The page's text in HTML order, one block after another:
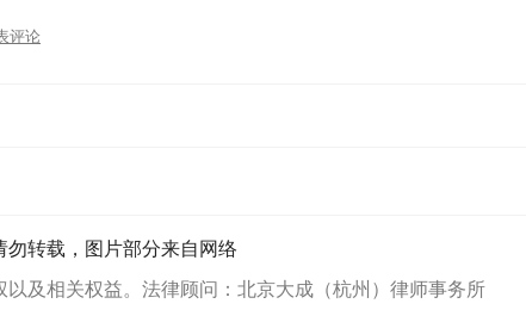
评论
转载，图片部分来自网络
及相关权益。法律顾问：北京大成（杭州）律师事务所